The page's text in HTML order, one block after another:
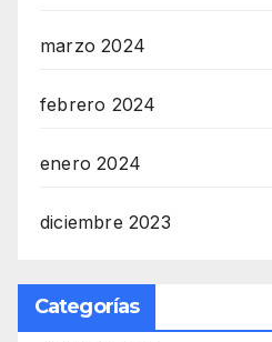
marzo 2024
febrero 2024
enero 2024
diciembre 2023
Categorías